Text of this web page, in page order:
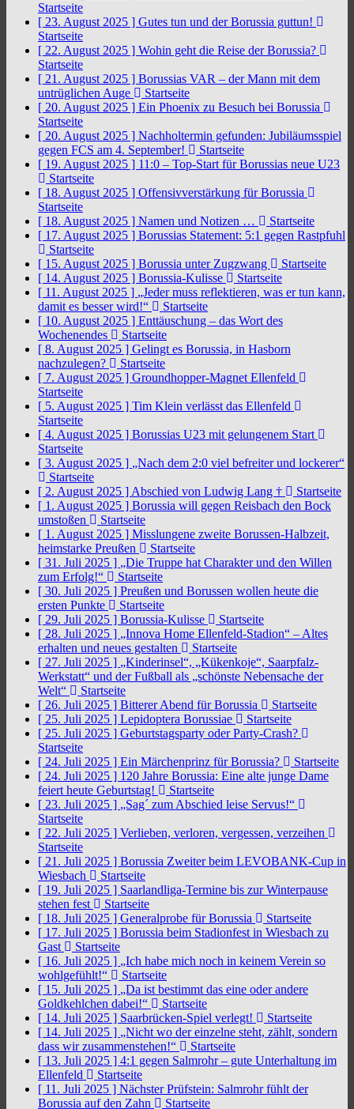
Startseite
[ 23. August 2025 ] Gutes tun und der Borussia guttun!
Startseite
[ 22. August 2025 ] Wohin geht die Reise der Borussia?
Startseite
[ 21. August 2025 ] Borussias VAR – der Mann mit dem
untrüglichen Auge
Startseite
[ 20. August 2025 ] Ein Phoenix zu Besuch bei Borussia
Startseite
[ 20. August 2025 ] Nachholtermin gefunden: Jubiläumsspiel
gegen FCS am 4. September!
Startseite
[ 19. August 2025 ] 11:0 – Top-Start für Borussias neue U23
Startseite
[ 18. August 2025 ] Offensivverstärkung für Borussia
Startseite
[ 18. August 2025 ] Namen und Notizen …
Startseite
[ 17. August 2025 ] Borussias Statement: 5:1 gegen Rastpfuhl
Startseite
[ 15. August 2025 ] Borussia unter Zugzwang
Startseite
[ 14. August 2025 ] Borussia-Kulisse
Startseite
[ 11. August 2025 ] „Jeder muss reflektieren, was er tun kann,
damit es besser wird!“
Startseite
[ 10. August 2025 ] Enttäuschung – das Wort des
Wochenendes
Startseite
[ 8. August 2025 ] Gelingt es Borussia, in Hasborn
nachzulegen?
Startseite
[ 7. August 2025 ] Groundhopper-Magnet Ellenfeld
Startseite
[ 5. August 2025 ] Tim Klein verlässt das Ellenfeld
Startseite
[ 4. August 2025 ] Borussias U23 mit gelungenem Start
Startseite
[ 3. August 2025 ] „Nach dem 2:0 viel befreiter und lockerer“
Startseite
[ 2. August 2025 ] Abschied von Ludwig Lang †
Startseite
[ 1. August 2025 ] Borussia will gegen Reisbach den Bock
umstoßen
Startseite
[ 1. August 2025 ] Misslungene zweite Borussen-Halbzeit,
heimstarke Preußen
Startseite
[ 31. Juli 2025 ] „Die Truppe hat Charakter und den Willen
zum Erfolg!“
Startseite
[ 30. Juli 2025 ] Preußen und Borussen wollen heute die
ersten Punkte
Startseite
[ 29. Juli 2025 ] Borussia-Kulisse
Startseite
[ 28. Juli 2025 ] „Innova Home Ellenfeld-Stadion“ – Altes
erhalten und neues gestalten
Startseite
[ 27. Juli 2025 ] „Kinderinsel“, „Kükenkoje“, Saarpfalz-
Werkstatt“ und der Fußball als „schönste Nebensache der
Welt“
Startseite
[ 26. Juli 2025 ] Bitterer Abend für Borussia
Startseite
[ 25. Juli 2025 ] Lepidoptera Borussiae
Startseite
[ 25. Juli 2025 ] Geburtstagsparty oder Party-Crash?
Startseite
[ 24. Juli 2025 ] Ein Märchenprinz für Borussia?
Startseite
[ 24. Juli 2025 ] 120 Jahre Borussia: Eine alte junge Dame
feiert heute Geburtstag!
Startseite
[ 23. Juli 2025 ] „Sag´ zum Abschied leise Servus!“
Startseite
[ 22. Juli 2025 ] Verlieben, verloren, vergessen, verzeihen
Startseite
[ 21. Juli 2025 ] Borussia Zweiter beim LEVOBANK-Cup in
Wiesbach
Startseite
[ 19. Juli 2025 ] Saarlandliga-Termine bis zur Winterpause
stehen fest
Startseite
[ 18. Juli 2025 ] Generalprobe für Borussia
Startseite
[ 17. Juli 2025 ] Borussia beim Stadionfest in Wiesbach zu
Gast
Startseite
[ 16. Juli 2025 ] „Ich habe mich noch in keinem Verein so
wohlgefühlt!“
Startseite
[ 15. Juli 2025 ] „Da ist bestimmt das eine oder andere
Goldkehlchen dabei!“
Startseite
[ 14. Juli 2025 ] Saarbrücken-Spiel verlegt!
Startseite
[ 14. Juli 2025 ] „Nicht wo der einzelne steht, zählt, sondern
dass wir zusammenstehen!“
Startseite
[ 13. Juli 2025 ] 4:1 gegen Salmrohr – gute Unterhaltung im
Ellenfeld
Startseite
[ 11. Juli 2025 ] Nächster Prüfstein: Salmrohr fühlt der
Borussia auf den Zahn
Startseite